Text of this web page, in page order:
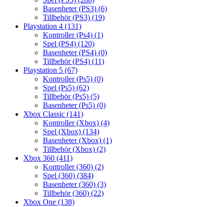
Basenheter (PS3) (6)
Tillbehör (PS3) (19)
Playstation 4 (131)
Kontroller (Ps4) (1)
Spel (PS4) (120)
Basenheter (PS4) (0)
Tillbehör (PS4) (11)
Playstation 5 (67)
Kontroller (Ps5) (0)
Spel (Ps5) (62)
Tillbehör (Ps5) (5)
Basenheter (Ps5) (0)
Xbox Classic (141)
Kontroller (Xbox) (4)
Spel (Xbox) (134)
Basenheter (Xbox) (1)
Tillbehör (Xbox) (2)
Xbox 360 (411)
Kontroller (360) (2)
Spel (360) (384)
Basenheter (360) (3)
Tillbehör (360) (22)
Xbox One (138)